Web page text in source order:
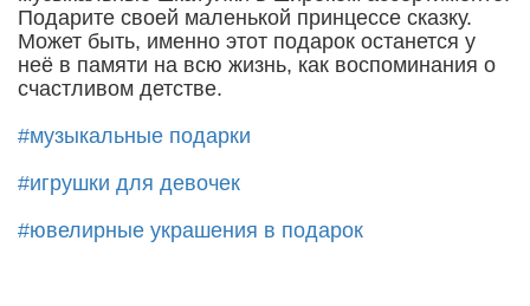
Подарите своей маленькой принцессе сказку.
Может быть, именно этот подарок останется у
неё в памяти на всю жизнь, как воспоминания о
счастливом детстве.
#музыкальные подарки
#игрушки для девочек
#ювелирные украшения в подарок